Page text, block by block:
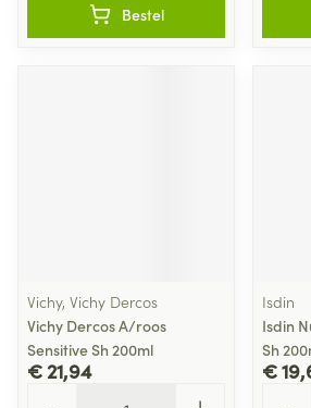
Bestel
Vichy, Vichy Dercos
Vichy Dercos A/roos
Sensitive Sh 200ml
€ 21,94
Isdin
Isdin
Sh
€